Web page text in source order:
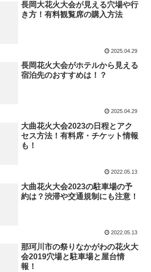
長岡大花火大会が見える穴場や行
き方！有料観覧席の購入方法
2025.04.29
長岡花火大会がホテルから見える
宿泊先のおすすめは！？
2025.04.29
大曲花火大会2023の日程とアク
セス方法！有料席・チケット情報
も！
2022.05.13
大曲花火大会2023の駐車場の予
約は？渋滞や交通規制にも注意！
2022.05.13
那珂川市の祭りなかがわの花火大
会2019穴場と駐車場と屋台情
報！